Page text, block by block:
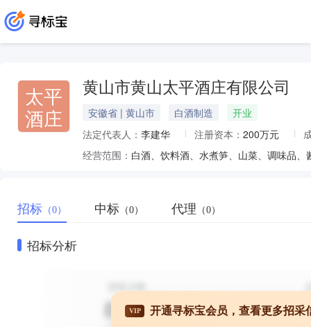
太平
酒庄
黄山市黄山太平酒庄有限公司
安徽省 | 黄山市 白酒制造
开业
法定代表人： 李建华 注册资本： 200万元
经营范围： 白酒、饮料酒、水煮笋、山菜、调味品
招标 （0） 中标 （0） 代理 （0）
招标分析
VIP 开通寻标宝会员，查看更多招采